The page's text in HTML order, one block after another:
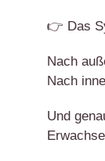
👉 Das
Nach
Nach
Und